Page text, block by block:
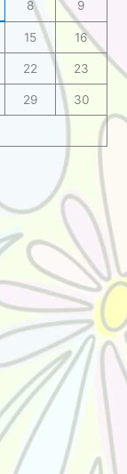
8 9
15 16
22 23
29 30